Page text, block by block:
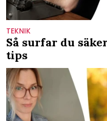
TEKNIK
Så surfar du
tips